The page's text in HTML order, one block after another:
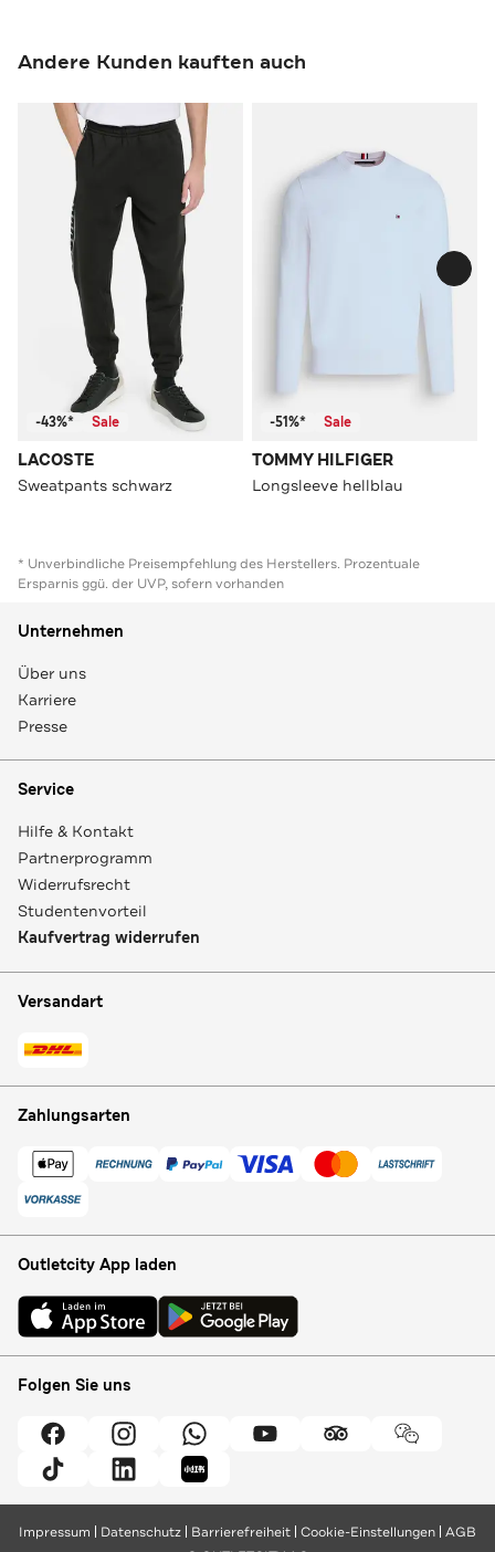
Andere Kunden kauften auch
-43%* Sale
LACOSTE
Sweatpants schwarz
-51%* Sale
TOMMY HILFIGER
Longsleeve hellblau
* Unverbindliche Preisempfehlung des Herstellers. Prozentuale
Ersparnis ggü. der UVP, sofern vorhanden
Unternehmen
Über uns
Karriere
Presse
Service
Hilfe & Kontakt
Partnerprogramm
Widerrufsrecht
Studentenvorteil
Kaufvertrag widerrufen
Versandart
Zahlungsarten
Outletcity App laden
Folgen Sie uns
Impressum Datenschutz Barrierefreiheit Cookie-Einstellungen AGB